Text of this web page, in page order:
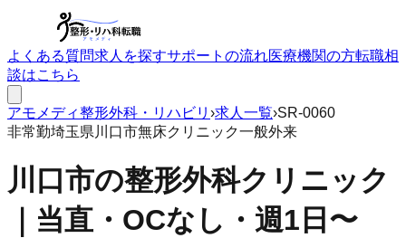
よくある質問求人を探すサポートの流れ医療機関の方転職相
談はこちら
アモメディ整形外科・リハビリ ›求人一覧›SR-0060
非常勤埼玉県川口市無床クリニック一般外来
川口市の整形外科クリニック
｜当直・OCなし・週1日〜